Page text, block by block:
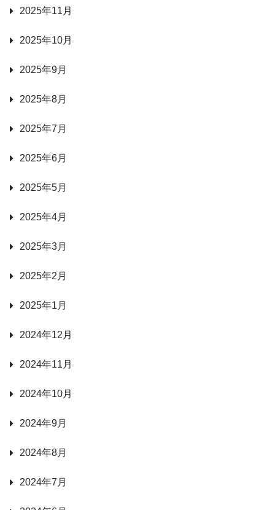
2025年11月
2025年10月
2025年9月
2025年8月
2025年7月
2025年6月
2025年5月
2025年4月
2025年3月
2025年2月
2025年1月
2024年12月
2024年11月
2024年10月
2024年9月
2024年8月
2024年7月